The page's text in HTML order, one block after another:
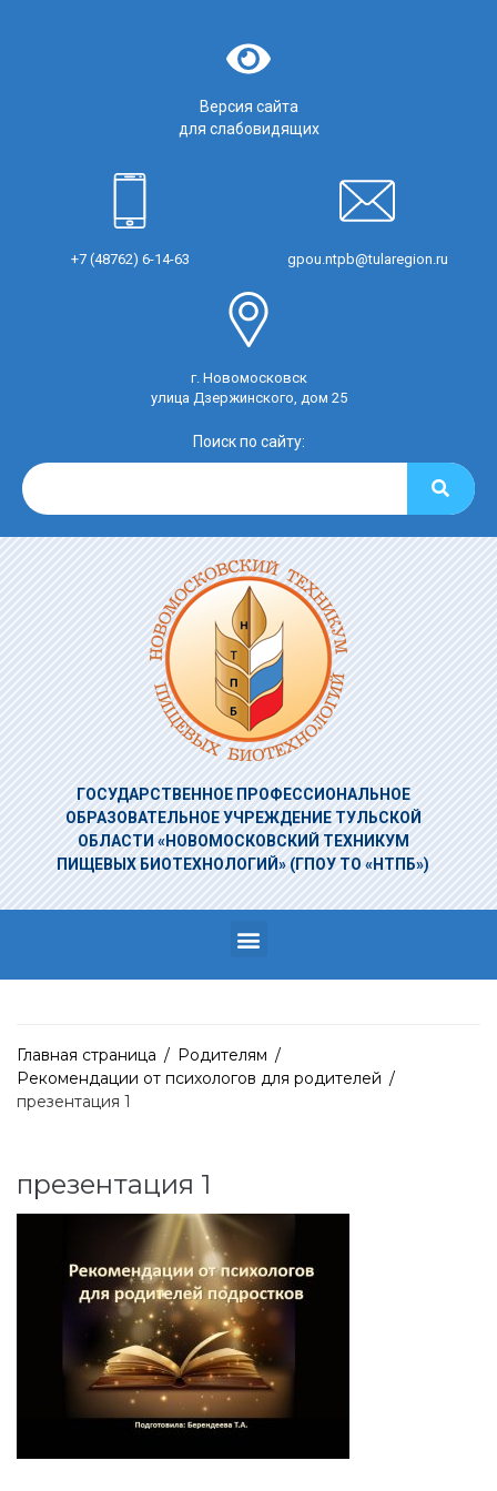
Версия сайта
для слабовидящих
+7 (48762) 6-14-63 gpou.ntpb@tularegion.ru
г. Новомосковск
улица Дзержинского, дом 25
Поиск по сайту:
ГОСУДАРСТВЕННОЕ ПРОФЕССИОНАЛЬНОЕ
ОБРАЗОВАТЕЛЬНОЕ УЧРЕЖДЕНИЕТУЛЬСКОЙ
ОБЛАСТИ «НОВОМОСКОВСКИЙ ТЕХНИКУМ
ПИЩЕВЫХ БИОТЕХНОЛОГИЙ» (ГПОУ ТО «НТПБ»)
Главная страница / Родителям /
Рекомендации от психологов для родителей /
презентация 1
презентация 1